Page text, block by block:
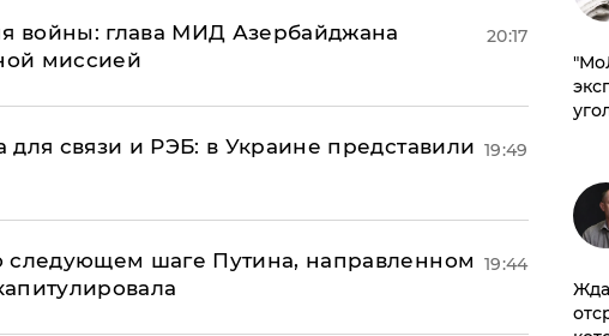
войны: глава МИД Азербайджана
миссией
20:17
связи и РЭБ: в Украине представили 19:49
шаге Путина, направленном 19:44